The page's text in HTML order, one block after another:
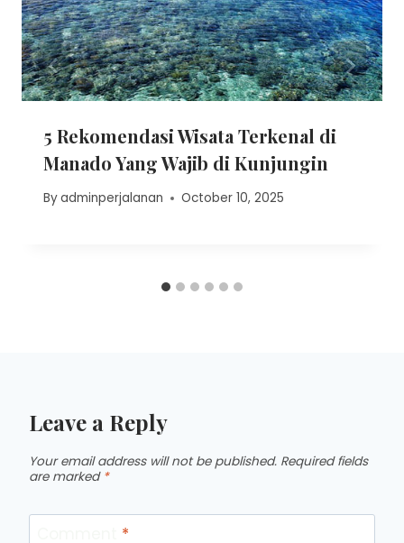
5 Rekomendasi Wisata Terkenal di
Manado Yang Wajib di Kunjungin
Byadminperjalanan October 10, 2025
Leave a Reply
Your email address will not be published. Required fields
are marked *
*